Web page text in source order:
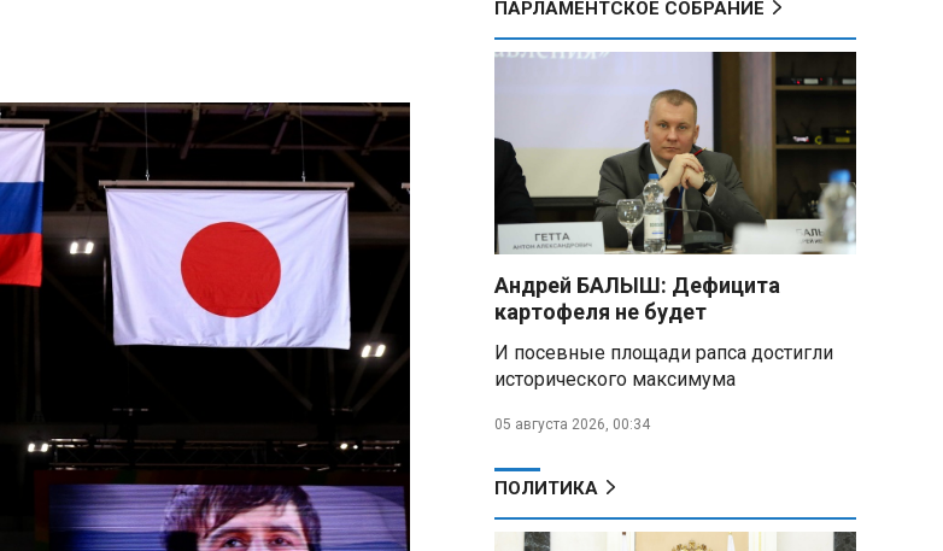
Минобороны РФ: при
освобождении Анискино ВСУ
понесли большие потери, часть
военных сдалась в плен
Александр Лукашенко:
Россияне «услышали батьку» и
скупают пустующие дома в
белорусских деревнях
Алесандр Лукашенко назвал
работу сельской торговли
возмутился «просрочкой и
тухлятиной»
Владимир Путин обсудил с
меры по защите инфраструктуры
ПАРЛАМЕНТСКОЕ СОБРАНИЕ
Андрей БАЛЫШ: Дефицита
картофеля не будет
И посевные площади рапса достигли
исторического максимума
05 августа 2026, 00:34
ПОЛИТИКА